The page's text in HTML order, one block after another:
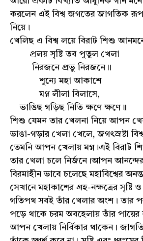
করলেন এই বিশ্ব জগতের জাগতিক রূপ
নিয়ে।
খেলিছ এ বিশ্ব লয়ে বিরাট শিশু
প্রলয় সৃষ্টি তব পুতুল খেলা
নিরজনে প্রভু নিরজনে॥
শূন্যে মহা আকাশে
মগ্ন লীলা বিলাসে,
ভাঙিছ গড়িছ নিতি ক্ষণে ক্ষণে॥
শিশু যেমন তার খেলনা নিয়ে আপন
ভাঙা-গড়ার খেলা খেলে, জগৎস্রষ্টা
তেমনি আপন খেলায় মগ্ন।এই বিরাট
তার খেলা চলে নির্জনে।আপন
বিরমাহীন ভাবে চলেছে মহাবিশ্বের
সেখানে মহাকাশের গ্রহ-নক্ষত্রের
গতিপথ সবই তাঁর খেলার অংশ। তার
পড়ে থাকে চরম অবহেলায় তাঁর পায়ের
আপন খেলায় নির্বিকার থাকেন।